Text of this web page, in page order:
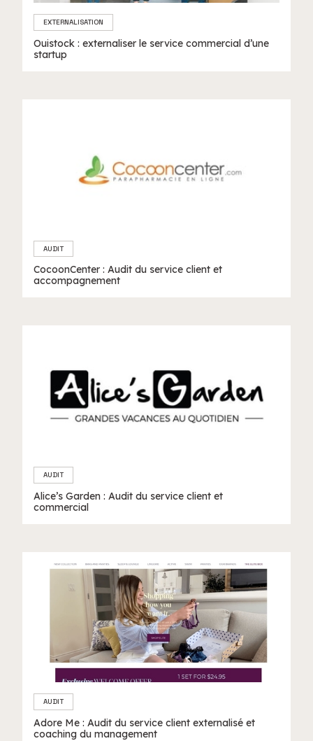
EXTERNALISATION
Ouistock : externaliser le service commercial d’une
startup
AUDIT
CocoonCenter : Audit du service client et
accompagnement
AUDIT
Alice’s Garden : Audit du service client et
commercial
AUDIT
Adore Me : Audit du service client externalisé et
coaching du management